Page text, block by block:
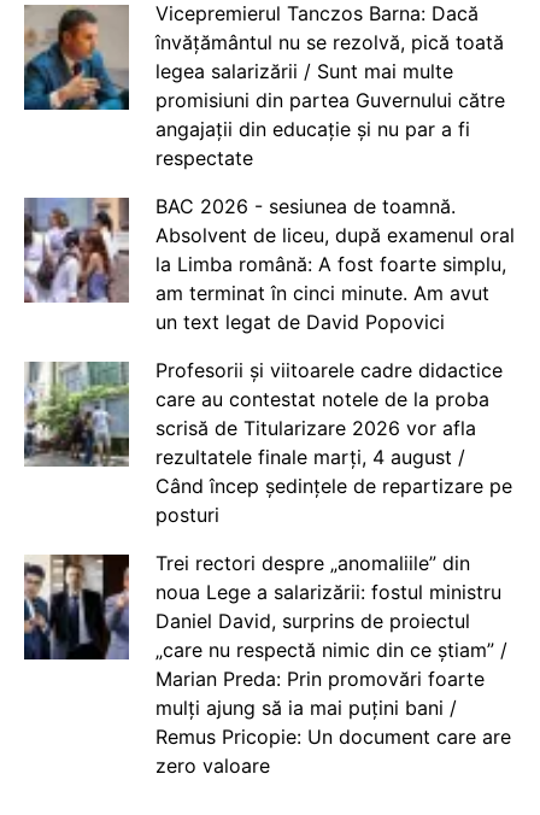
Vicepremierul Tanczos Barna: Dacă
învățământul nu se rezolvă, pică toată
legea salarizării / Sunt mai multe
promisiuni din partea Guvernului către
angajații din educație și nu par a fi
respectate
BAC 2026 - sesiunea de toamnă.
Absolvent de liceu, după examenul oral
la Limba română: A fost foarte simplu,
am terminat în cinci minute. Am avut
un text legat de David Popovici
Profesorii și viitoarele cadre didactice
care au contestat notele de la proba
scrisă de Titularizare 2026 vor afla
rezultatele finale marți, 4 august /
Când încep ședințele de repartizare pe
posturi
Trei rectori despre „anomaliile” din
noua Lege a salarizării: fostul ministru
Daniel David, surprins de proiectul
„care nu respectă nimic din ce știam” /
Marian Preda: Prin promovări foarte
mulți ajung să ia mai puțini bani /
Remus Pricopie: Un document care are
zero valoare